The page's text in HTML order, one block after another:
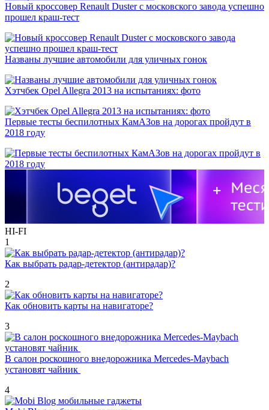
Новый кроссовер Renault Duster с московского завода успешно
прошел краш-тест
Названы лучшие автомобили для уличных гонок
Хэтчбек Opel Allegra 2013 на испытаниях: фото
Первые тесты беспилотных КамАЗов на дорогах пройдут в
2018 году
HI-FI
1
Как выбрать радар-детектор (антирадар)?
2
Как обновить карты на навигаторе?
3
В салон роскошного внедорожника Mercedes-Maybach
установят чайник
4